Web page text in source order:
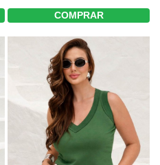
COMPRAR